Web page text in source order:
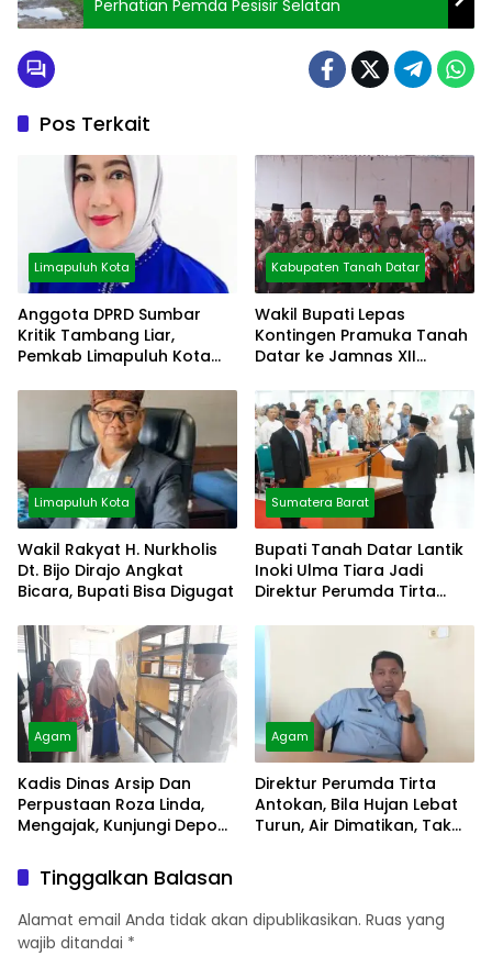
Perhatian Pemda Pesisir Selatan
Pos Terkait
Limapuluh Kota
Anggota DPRD Sumbar
Kritik Tambang Liar,
Pemkab Limapuluh Kota
Kabupaten Tanah Datar
Wakil Bupati Lepas
Kontingen Pramuka Tanah
Datar ke Jamnas XII
Limapuluh Kota
Wakil Rakyat H. Nurkholis
Dt. Bijo Dirajo Angkat
Bicara, Bupati Bisa Digugat
Sumatera Barat
Bupati Tanah Datar Lantik
Inoki Ulma Tiara Jadi
Direktur Perumda Tirta
Agam
Kadis Dinas Arsip Dan
Perpustaan Roza Linda,
Mengajak, Kunjungi Depo
Agam
Direktur Perumda Tirta
Antokan, Bila Hujan Lebat
Turun, Air Dimatikan, Tak
Tinggalkan Balasan
Alamat email Anda tidak akan dipublikasikan. Ruas yang
wajib ditandai *